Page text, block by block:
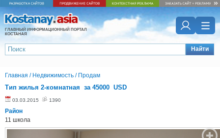
ГЛАВНЫЙ ИНФОРМАЦИОННЫЙ ПОРТАЛ
КОСТАНАЯ
Найти
Главная / Недвижимость / Продам
Тип жилья 2-комнатная за 45000 USD
03.03.2015 1390
Район
11 школа